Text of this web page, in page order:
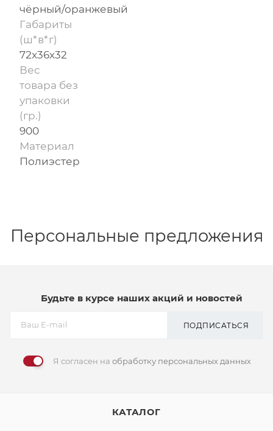
чёрный/оранжевый
Габариты
(ш*в*г)
72x36x32
Вес
товара без
упаковки
(гр.)
900
Материал
Полиэстер
Персональные предложения
Будьте в курсе наших акций и новостей
ПОДПИСАТЬСЯ
Я согласен на обработку персональных данных
КАТАЛОГ